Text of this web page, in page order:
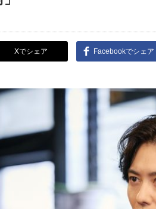
Xでシェア Facebookでシェア